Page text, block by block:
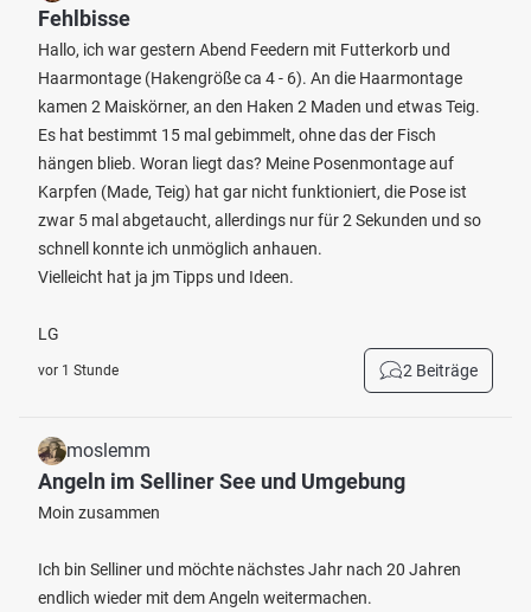
Fehlbisse
Hallo, ich war gestern Abend Feedern mit Futterkorb und
Haarmontage (Hakengröße ca 4 - 6). An die Haarmontage
kamen 2 Maiskörner, an den Haken 2 Maden und etwas Teig.
Es hat bestimmt 15 mal gebimmelt, ohne das der Fisch
hängen blieb. Woran liegt das? Meine Posenmontage auf
Karpfen (Made, Teig) hat gar nicht funktioniert, die Pose ist
zwar 5 mal abgetaucht, allerdings nur für 2 Sekunden und so
schnell konnte ich unmöglich anhauen.
Vielleicht hat ja jm Tipps und Ideen.
LG
vor 1 Stunde 2 Beiträge
moslemm
Angeln im Selliner See und Umgebung
Moin zusammen
Ich bin Selliner und möchte nächstes Jahr nach 20 Jahren
endlich wieder mit dem Angeln weitermachen.